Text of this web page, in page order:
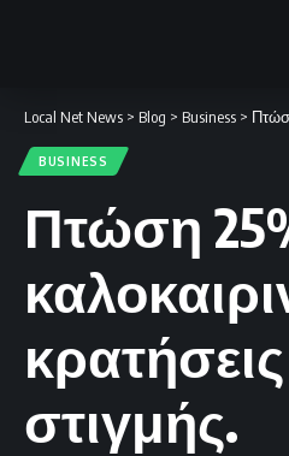
Local Net News > Blog > Business > Πτώση
BUSINESS
Πτώση
στιγμής.